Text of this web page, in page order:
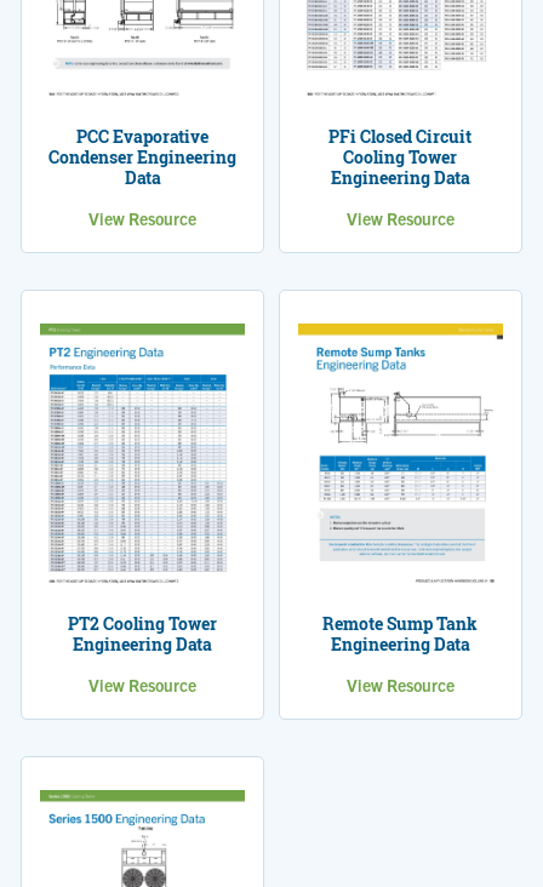
PCC Evaporative
Condenser Engineering
Data
View Resource
PFi Closed Circuit
Cooling Tower
Engineering Data
View Resource
PT2 Cooling Tower
Engineering Data
View Resource
Remote Sump Tank
Engineering Data
View Resource